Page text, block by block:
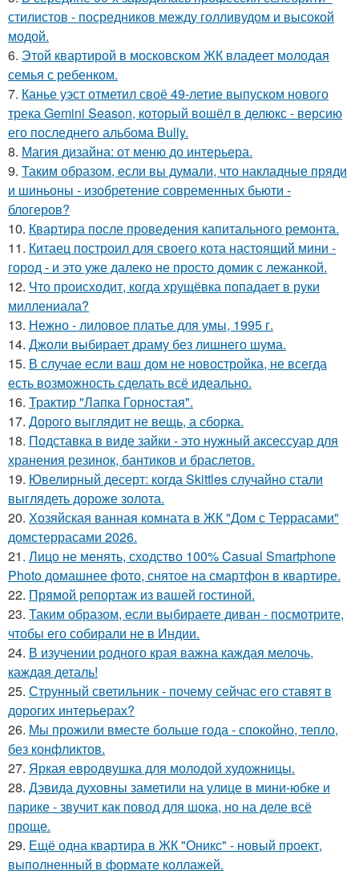
стилистов - посредников между голливудом и высокой
модой.
6. Этой квартирой в московском ЖК владеет молодая
семья с ребенком.
7. Канье уэст отметил своё 49-летие выпуском нового
трека Gemini Season, который вошёл в делюкс - версию
его последнего альбома Bully.
8. Магия дизайна: от меню до интерьера.
9. Таким образом, если вы думали, что накладные пряди
и шиньоны - изобретение современных бьюти -
блогеров?
10. Квартира после проведения капитального ремонта.
11. Китаец построил для своего кота настоящий мини -
город - и это уже далеко не просто домик с лежанкой.
12. Что происходит, когда хрущёвка попадает в руки
миллениала?
13. Нежно - лиловое платье для умы, 1995 г.
14. Джоли выбирает драму без лишнего шума.
15. В случае если ваш дом не новостройка, не всегда
есть возможность сделать всё идеально.
16. Трактир "Лапка Горностая".
17. Дорого выглядит не вещь, а сборка.
18. Подставка в виде зайки - это нужный аксессуар для
хранения резинок, бантиков и браслетов.
19. Ювелирный десерт: когда Skittles случайно стали
выглядеть дороже золота.
20. Хозяйская ванная комната в ЖК "Дом с Террасами"
домстеррасами 2026.
21. Лицо не менять, сходство 100% Casual Smartphone
Photo домашнее фото, снятое на смартфон в квартире.
22. Прямой репортаж из вашей гостиной.
23. Таким образом, если выбираете диван - посмотрите,
чтобы его собирали не в Индии.
24. В изучении родного края важна каждая мелочь,
каждая деталь!
25. Струнный светильник - почему сейчас его ставят в
дорогих интерьерах?
26. Мы прожили вместе больше года - спокойно, тепло,
без конфликтов.
27. Яркая евродвушка для молодой художницы.
28. Дэвида духовны заметили на улице в мини-юбке и
парике - звучит как повод для шока, но на деле всё
проще.
29. Ещё одна квартира в ЖК "Оникс" - новый проект,
выполненный в формате коллажей.